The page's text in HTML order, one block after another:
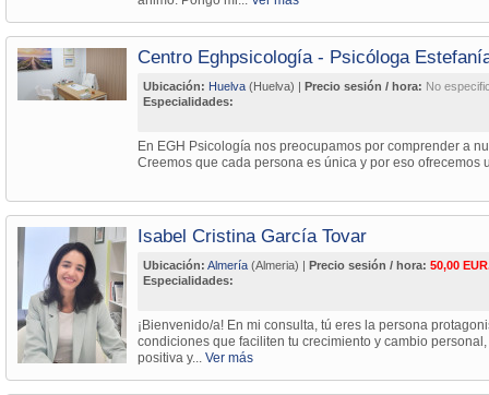
Centro Eghpsicología - Psicóloga
Ubicación: Huelva (Huelva) | Precio sesión / hora: No
Especialidades:
En EGH Psicología nos preocupamos por comprender a
Creemos que cada persona es única y por eso ofrecemos
Isabel Cristina García Tovar
Ubicación: Almería (Almeria) | Precio sesión / hora: 50,00
Especialidades:
¡Bienvenido/a! En mi consulta, tú eres la persona
condiciones que faciliten tu crecimiento y cambio
positiva y... Ver más